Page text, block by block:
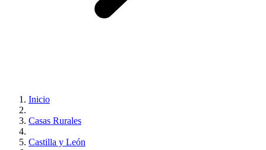
Inicio
Casas Rurales
Castilla y León